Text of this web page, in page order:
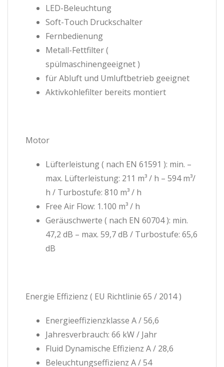
LED-Beleuchtung
Soft-Touch Druckschalter
Fernbedienung
Metall-Fettfilter (
spülmaschinengeeignet )
für Abluft und Umluftbetrieb geeignet
Aktivkohlefilter bereits montiert
Motor
Lüfterleistung ( nach EN 61591 ): min. –
max. Lüfterleistung: 211 m³ / h – 594 m³/
h / Turbostufe: 810 m³ / h
Free Air Flow: 1.100 m³ / h
Geräuschwerte ( nach EN 60704 ): min.
47,2 dB – max. 59,7 dB / Turbostufe: 65,6
dB
Energie Effizienz ( EU Richtlinie 65 / 2014 )
Energieeffizienzklasse A / 56,6
Jahresverbrauch: 66 kW / Jahr
Fluid Dynamische Effizienz A / 28,6
Beleuchtungseffizienz A / 54